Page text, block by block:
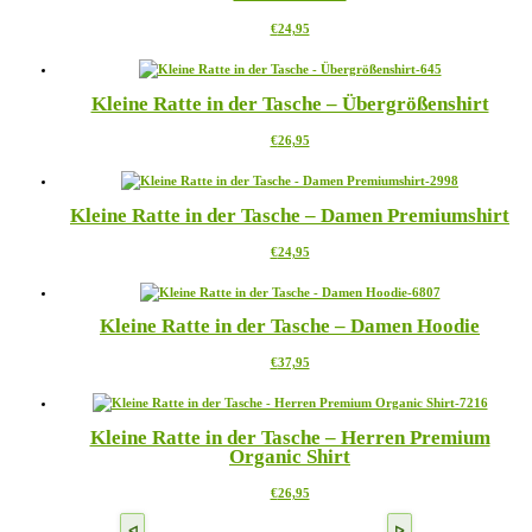
Optionen
auf
Produktseite
werden
€24,95Dieses
weist
Varianten
Die
können
der
gewählt
Kleine Ratte in der Tasche – Übergrößenshirt
€26,95Dieses
weist
Varianten
Die
können
der
gewählt
Kleine Ratte in der Tasche – Damen Premiumshirt
€24,95Dieses
weist
Varianten
Die
können
der
Produktseite
werden
Kleine Ratte in der Tasche – Damen Hoodie
€37,95Dieses
weist
Varianten
auf.
Optionen
Kleine Ratte in der Tasche – Herren Premium
Organic Shirt
€26,95Dieses